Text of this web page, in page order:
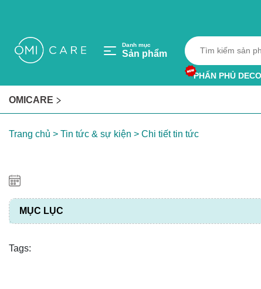
Danh mục
Sản phẩm
PHẤN PHỦ
OMICARE
Trang chủ > Tin tức & sự kiện > Chi tiết tin tức
MỤC LỤC
Tags: